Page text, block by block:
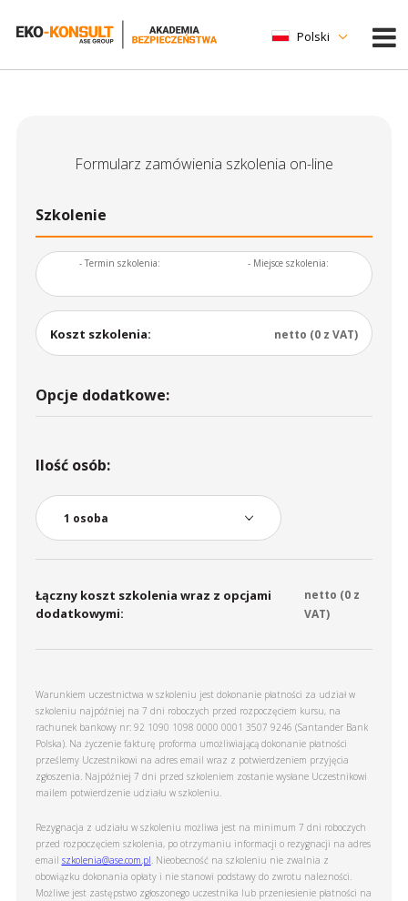
Polski
Formularz zamówienia szkolenia on-line
Szkolenie
- Termin szkolenia: - Miejsce szkolenia:
Koszt szkolenia: netto (0 z VAT)
Opcje dodatkowe:
Ilość osób:
Łączny koszt szkolenia wraz z opcjami
dodatkowymi:
netto (0z
VAT)
Warunkiem uczestnictwa w szkoleniu jest dokonanie płatności za udział w
szkoleniu najpóźniej na 7 dni roboczych przed rozpoczęciem kursu, na
rachunek bankowy nr: 92 1090 1098 0000 0001 3507 9246 (Santander Bank
Polska). Na życzenie fakturę proforma umożliwiającą dokonanie płatności
prześlemy Uczestnikowi na adres email wraz z potwierdzeniem przyjęcia
zgłoszenia. Najpóźniej 7 dni przed szkoleniem zostanie wysłane Uczestnikowi
mailem potwierdzenie udziału w szkoleniu.
Rezygnacja z udziału w szkoleniu możliwa jest na minimum 7 dni roboczych
przed rozpoczęciem szkolenia, po otrzymaniu informacji o rezygnacji na adres
email szkolenia@ase.com.pl. Nieobecność na szkoleniu nie zwalnia z
obowiązku dokonania opłaty i nie stanowi podstawy do zwrotu należności.
Możliwe jest zastępstwo zgłoszonego uczestnika lub przeniesienie płatności na